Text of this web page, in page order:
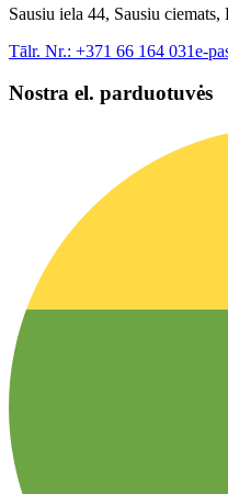
Sausiu iela 44, Sausiu
Tālr. Nr.: +371 66 164 031e-
Nostra el. parduotuvės